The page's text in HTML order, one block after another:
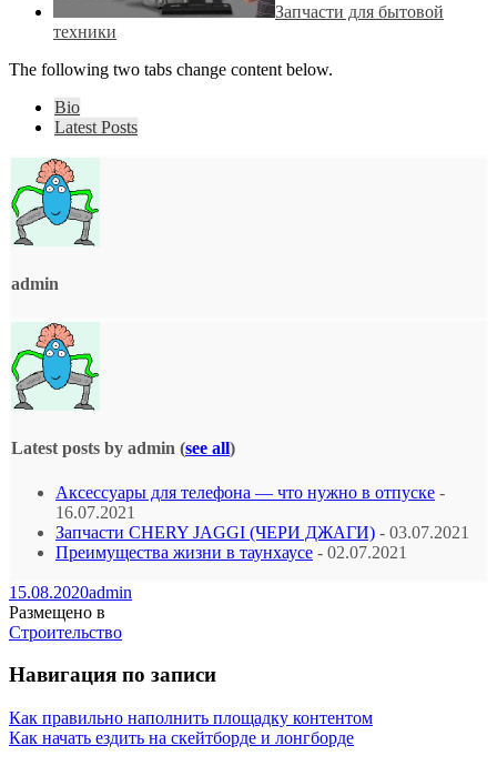
Запчасти для бытовой
техники
The following two tabs change content below.
Bio
Latest Posts
admin
Latest posts by admin (see all)
Аксессуары для телефона — что нужно в отпуске -
16.07.2021
Запчасти CHERY JAGGI (ЧЕРИ ДЖАГИ) - 03.07.2021
Преимущества жизни в таунхаусе - 02.07.2021
15.08.2020admin
Размещено в
Строительство
Навигация по записи
Как правильно наполнить площадку контентом
Как начать ездить на скейтборде и лонгборде